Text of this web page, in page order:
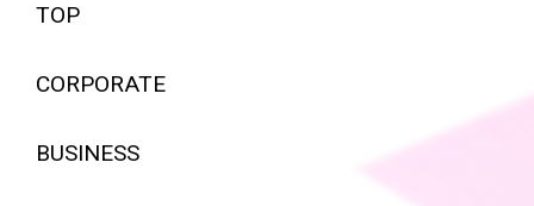
TOP
CORPORATE
BUSINESS